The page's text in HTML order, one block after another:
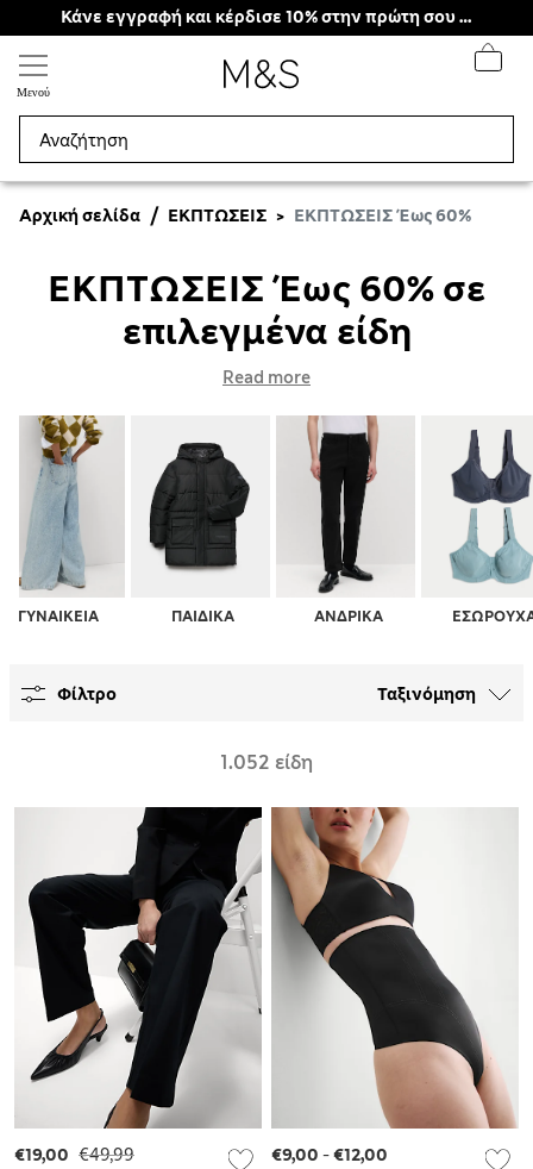
Κάνε εγγραφή και κέρδισε 10% στην πρώτη σου αγορά
Μενού
Αρχική σελίδα ΕΚΠΤΩΣΕΙΣ ΕΚΠΤΩΣΕΙΣ Έως 60%
ΕΚΠΤΩΣΕΙΣ Έως 60% σε
επιλεγμένα είδη
Read more
ΓΥΝΑΙΚΕΙΑ ΠΑΙΔΙΚΑ ΑΝΔΡΙΚΑ
Φίλτρο Ταξινόμηση
1.052 είδη
€49,99
€19,00 €9,00 -€12,00